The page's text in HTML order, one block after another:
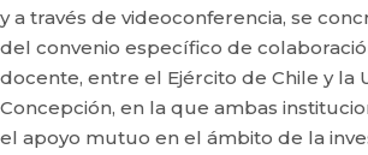
y a través de videoconferencia, se
del convenio específico de
docente, entre el Ejército de Chile y la
Concepción, en la que ambas
el apoyo mutuo en el ámbito de la